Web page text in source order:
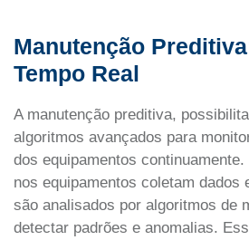
Manutenção
Tempo Real
A manutenção preditiva,
algoritmos avançados para
dos equipamentos
nos equipamentos coletam dados
são analisados por algoritmos de
detectar padrões e anomalias.